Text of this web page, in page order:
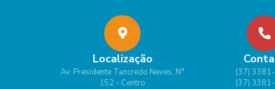
Localização
Av. Presidente Tancredo Neves, N°
152 - Centro
(37)
(37)